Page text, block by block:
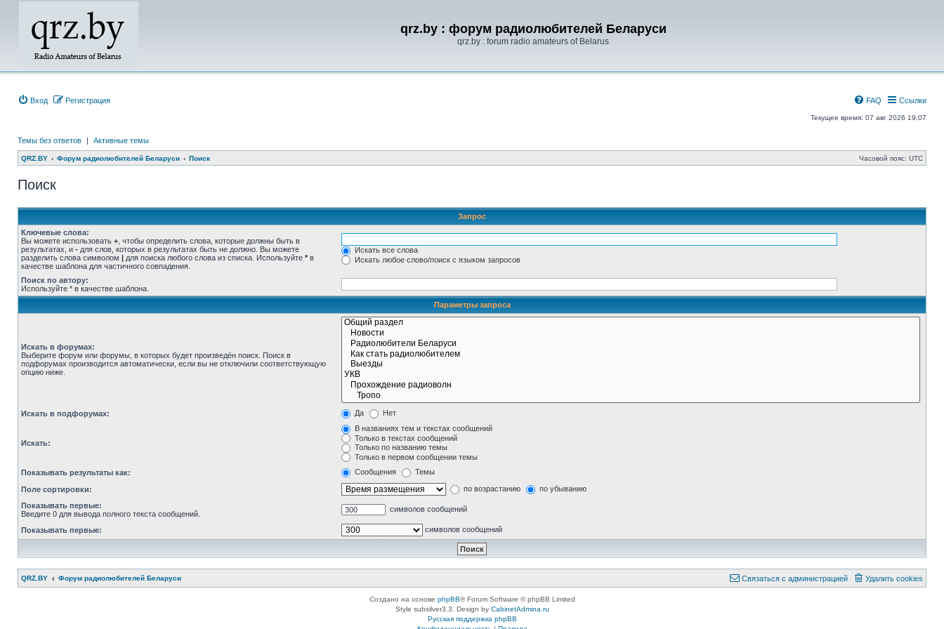
qrz.by : форум радиолюбителей Беларуси
qrz.by : forum radio amateurs of Belarus
Вход Регистрация Ссылки
FAQ
Текущее время: 07 авг 2026 19:07
Темы без ответов | Активные темы
QRZ.BY Форум радиолюбителей Беларуси Поиск Часовой пояс: UTC
Поиск
Запрос
Ключевые слова:
Вы можете использовать + , чтобы определить слова, которые должны быть в
результатах, и - для слов, которых в результатах быть не должно. Вы можете
разделить слова символом | для поиска любого слова из списка. Используйте * в
качестве шаблона для частичного совпадения.
Искать все слова
Искать любое слово/поиск с языком запросов
Поиск по автору:
Используйте * в качестве шаблона.
Параметры запроса
Искать в форумах:
Выберите форум или форумы, в которых будет произведён поиск. Поиск в
подфорумах производится автоматически, если вы не отключили соответствующую
опцию ниже.
Искать в подфорумах: Да Нет
Искать:
В названиях тем и текстах сообщений
Только в текстах сообщений
Только по названию темы
Только в первом сообщении темы
Показывать результаты как:
Сообщения Темы
Поле сортировки: по возрастанию по убыванию
Показывать первые:
Введите 0 для вывода полного текста сообщений.
символов сообщений
Показывать первые: символов сообщений
QRZ.BY Форум радиолюбителей Беларуси Удалить cookies
Связаться с администрацией
Создано на основе phpBB® Forum Software © phpBB Limited
Style subsilver3.3. Design by CabinetAdmina.ru
Русская поддержка phpBB